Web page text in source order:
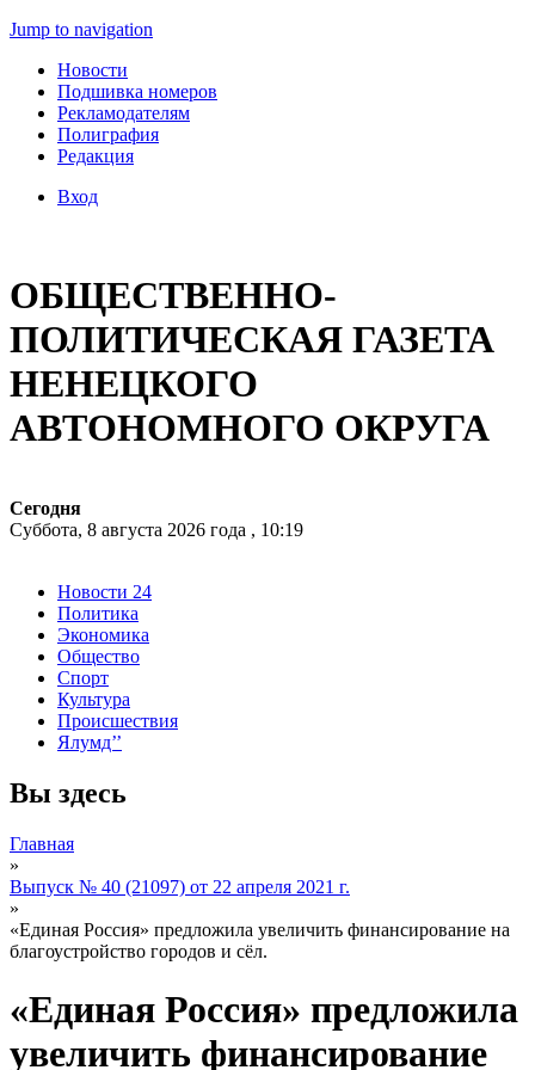
Jump to navigation
Новости
Подшивка номеров
Рекламодателям
Полиграфия
Редакция
Вход
ОБЩЕСТВЕННО-
ПОЛИТИЧЕСКАЯ ГАЗЕТА
НЕНЕЦКОГО
АВТОНОМНОГО ОКРУГА
Сегодня
Суббота, 8 августа 2026 года , 10:19
Новости 24
Политика
Экономика
Общество
Спорт
Культура
Происшествия
Ялумд’’
Вы здесь
Главная
»
Выпуск № 40 (21097) от 22 апреля 2021 г.
»
«Единая Россия» предложила увеличить финансирование на
благоустройство городов и сёл.
«Единая Россия» предложила
увеличить финансирование